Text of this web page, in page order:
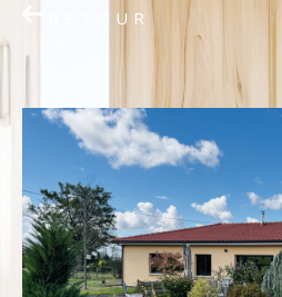
RETOUR